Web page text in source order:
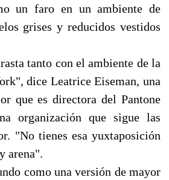
un faro en un ambiente de
grises y reducidos vestidos
tanto con el ambiente de la
dice Leatrice Eiseman, una
que es directora del Pantone
organización que sigue las
"No tienes esa yuxtaposición
arena".
como una versión de mayor